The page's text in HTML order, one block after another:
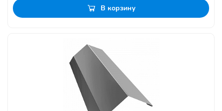
В корзину